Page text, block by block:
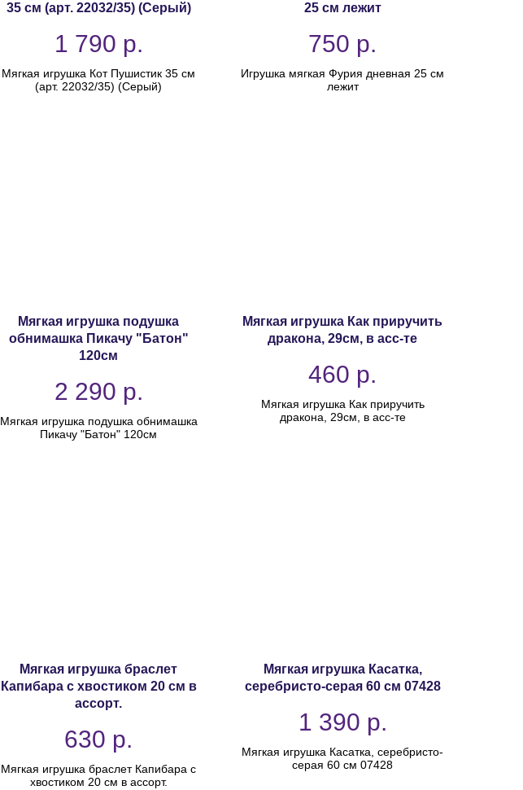
35 см (арт. 22032/35) (Серый)
1 790 р.
Мягкая игрушка Кот Пушистик 35 см
(арт. 22032/35) (Серый)
25 см лежит
750 р.
Игрушка мягкая Фурия дневная 25 см
лежит
Мягкая игрушка подушка
обнимашка Пикачу "Батон"
120см
2 290 р.
Мягкая игрушка подушка обнимашка
Пикачу "Батон" 120см
Мягкая игрушка Как приручить
дракона, 29см, в асс-те
460 р.
Мягкая игрушка Как приручить
дракона, 29см, в асс-те
Мягкая игрушка браслет
Капибара с хвостиком 20 см в
ассорт.
630 р.
Мягкая игрушка браслет Капибара с
хвостиком 20 см в ассорт.
Мягкая игрушка Касатка,
серебристо-серая 60 см 07428
1 390 р.
Мягкая игрушка Касатка, серебристо-
серая 60 см 07428